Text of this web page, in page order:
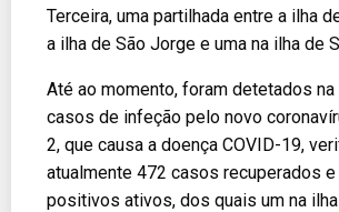
Terceira, uma partilhada entre a ilha
a ilha de São Jorge e uma na ilha de
Até ao momento, foram detetados na
casos de infeção pelo novo
2, que causa a doença COVID-19,
atualmente 472 casos recuperados
positivos ativos, dos quais um na